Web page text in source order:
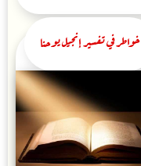
خواطر في تفسير إنجيل يوحنا